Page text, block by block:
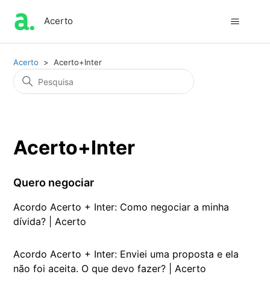
Acerto
Acerto Acerto+Inter
Acerto+Inter
Quero negociar
Acordo Acerto + Inter: Como negociar a minha
dívida? | Acerto
Acordo Acerto + Inter: Enviei uma proposta e ela
não foi aceita. O que devo fazer? | Acerto